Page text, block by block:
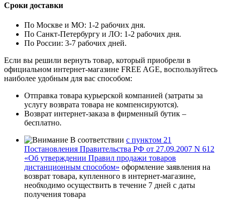
Сроки доставки
По Москве и МО: 1-2 рабочих дня.
По Санкт-Петербургу и ЛО: 1-2 рабочих дня.
По России: 3-7 рабочих дней.
Если вы решили вернуть товар, который приобрели в
официальном интернет-магазине FREE AGE, воспользуйтесь
наиболее удобным для вас способом:
Отправка товара курьерской компанией (затраты за
услугу возврата товара не компенсируются).
Возврат интернет-заказа в фирменный бутик –
бесплатно.
В соответствии с пунктом 21
Постановления Правительства РФ от 27.09.2007 N 612
«Об утверждении Правил продажи товаров
дистанционным способом» оформление заявления на
возврат товара, купленного в интернет-магазине,
необходимо осуществить в течение 7 дней с даты
получения товара